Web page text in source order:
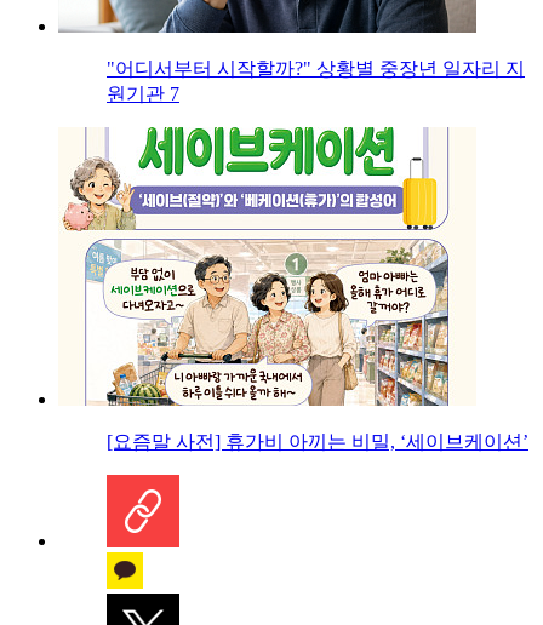
"어디서부터 시작할까?" 상황별 중장년 일자리 지
원기관 7
[요즘말 사전] 휴가비 아끼는 비밀, ‘세이브케이션’